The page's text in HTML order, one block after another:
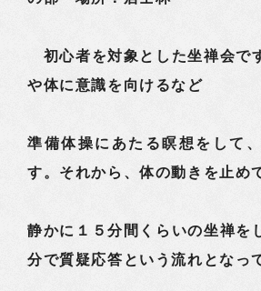
初心者を対象とした坐禅会で
や体に意識を向けるなど
準備体操にあたる瞑想をして
す。それから、体の動きを止め
静かに１５分間くらいの坐禅を
分で質疑応答という流れとなっ